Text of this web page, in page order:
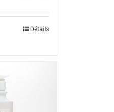
Détails